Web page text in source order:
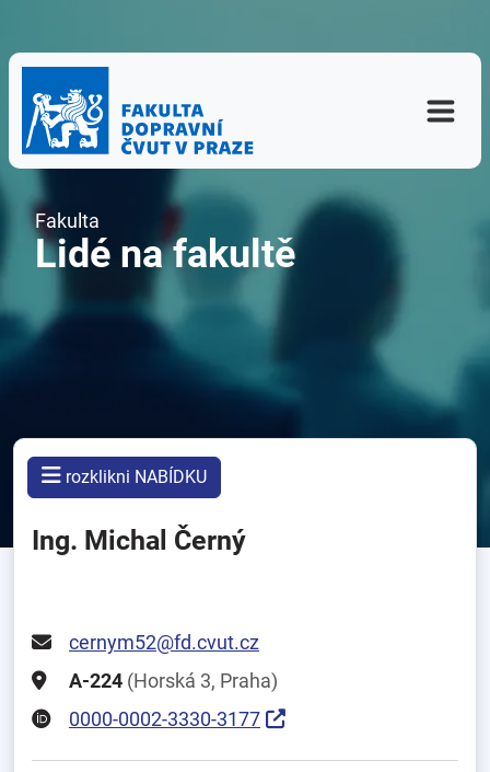
Fakulta
Lidé na fakultě
rozklikni NABÍDKU
Ing. Michal Černý
cernym52@fd.cvut.cz
A-224 (Horská 3, Praha)
0000-0002-3330-3177